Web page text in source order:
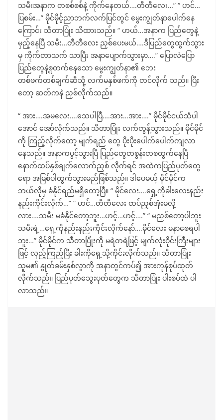
သမီးအနာက တစစ်စစ်နဲ့ ကိုက်နေတယ်….တီတီလေး…” “ ဟင်…
ပြစမ်း…” မိုင်မိုင့်ညာဘက်လက်ပြင်တွင် မွေးကျွတ်နာပေါက်နေ
ကြောင်း သီတာပြုံး သိထားသည်။ “ ဟယ်…အနာက ပြည်တွေနဲ့
မှည့်နေပြီ သမီး…တီတီလေး ညှစ်ပေးမယ်….ဒီပြည်တွေထွက်သွား
မှ ကိုက်တာသက် သာပြီး အနာပျောက်သွားမှာ….” ပြောလဲပြော
ပြည်တွေနဲ့စူတက်နေသော မွေးကျွတ်နာ၏ ဘေး
တစ်ဖက်တစ်ချက်ဆီသို့ လက်မနှစ်ဖက်ကို တင်လိုက် သည်။ ပြီး
တော့ ဆတ်ကနဲ ညှစ်လိုက်သည်။
“ အား….အမလေး….သေပါပြီ….အား…အား….” မိုင်မိုင်ငယ်သံပါ
အောင် အော်လိုက်သည်။ သီတာပြုံး လက်တွန့်သွားသည်။ မိုင်မိုင်
ကို ကြည့်လိုက်တော့ မျက်ရည် တွေ ပိုးပိုးပေါက်ပေါက်ကျလာ
နေသည်။ အနာကပွင့်သွားပြီ ပြည်တွေတစွန်းတစထွက်နေပြီ
နောက်ထပ်နှစ်ချက်လောက်ညှစ် လိုက်ရင် အထဲကပြည်ပုတ်တွေ
ရော အမြစ်ပါထွက်သွားမည်ဖြစ်သည်။ ဒါပေမယ့် မိုင်မိုင်က
ဘယ်လိုမှ ခံနိုင်ရည်မရှိတော့ပြီ။ “ မိုင်လေး….ရှေ့ကိုခါးလေးနည်း
နည်းကိုင်းလိုက်…” “ ဟင်…တီတီလေး ထပ်ညှစ်အုံးမလို့
လား….သမီး မခံနိုင်တော့ဘူး…ဟင့်…ဟင့်….” “ မညှစ်တော့ပါဘူး
သမီးရဲ့…ရှေ့ကိုနည်းနည်းကိုင်းလိုက်နော်….မိုင်လေး မနာစေရပါ
ဘူး…” မိုင်မိုင်က သီတာပြုံးကို မရဲတရဲဖြင့် မျက်လုံးဝိုင်းကြီးများ
ဖြင့် လှည့်ကြည့်ပြီး ခါးကိုရှေ့သို့ကိုင်းလိုက်သည်။ သီတာပြုံး
သူမ၏ နွုတ်ခမ်းနှစ်လွာကို အနာတွင်ကပ်၍ အားကုန်စုပ်ထုတ်
လိုက်သည်။ ပြည်ပုတ်သွေးပုတ်တွေက သီတာပြုံး ပါးစပ်ထဲ ပါ
လာသည်။